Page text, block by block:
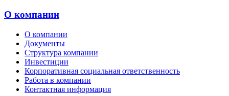
О компании
О компании
Документы
Структура компании
Инвестиции
Корпоративная социальная ответственность
Работа в компании
Контактная информация